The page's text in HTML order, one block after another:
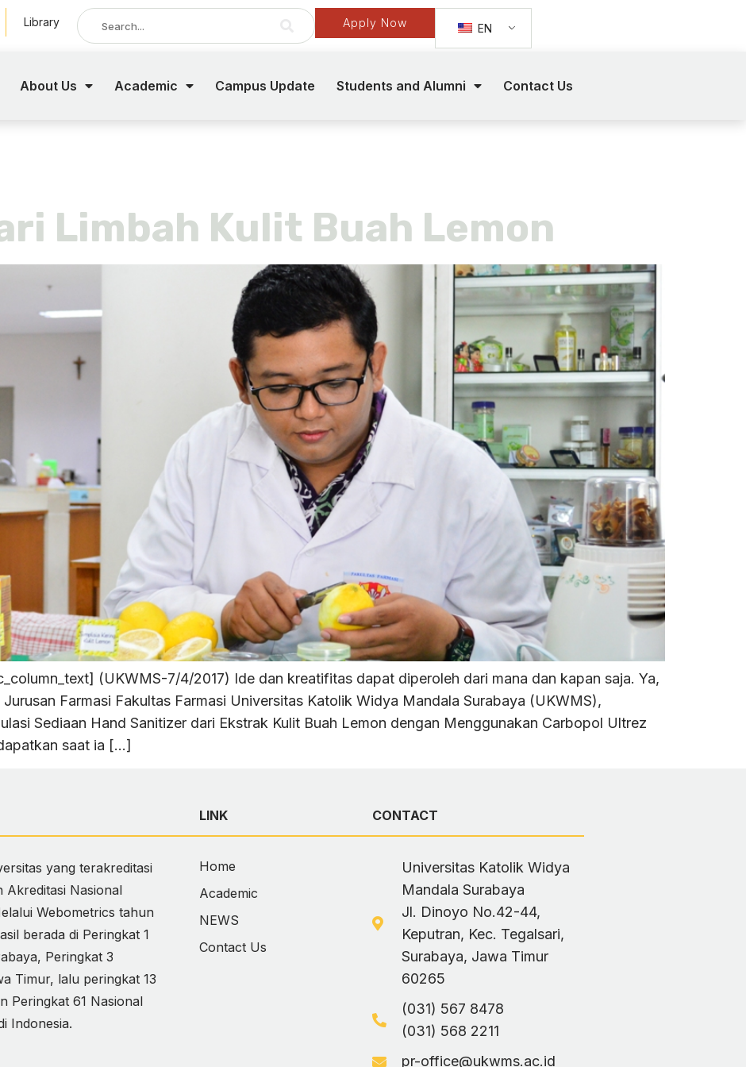
Library Apply Now EN
About Us Academic Campus Update Students and Alumni Contact Us
Limbah Kulit Buah Lemon
(UKWMS-7/4/2017) Ide dan kreatifitas dapat diperoleh dari mana dan kapan saja. Ya,
Farmasi Fakultas Farmasi Universitas Katolik Widya Mandala Surabaya (UKWMS),
Sediaan Hand Sanitizer dari Ekstrak Kulit Buah Lemon dengan Menggunakan Carbopol Ultrez
saat ia […]
yang terakreditasi
Akreditasi Nasional
Webometrics tahun
berada di Peringkat 1
Peringkat 3
Timur, lalu peringkat 13
Peringkat 61 Nasional
Indonesia.
LINK
Home
Academic
NEWS
Contact Us
CONTACT
Universitas Katolik Widya
Mandala Surabaya
Jl. Dinoyo No.42-44,
Keputran, Kec. Tegalsari,
Surabaya, Jawa Timur
60265
(031) 567 8478
(031) 568 2211
pr-office@ukwms.ac.id